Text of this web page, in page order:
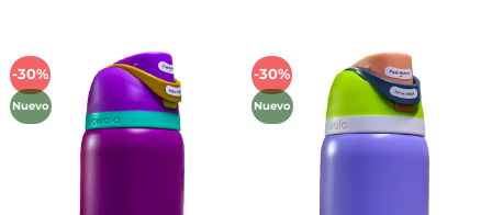
-30%
Nuevo
Añadir
lista de
deseos
-30%
Nuevo
Añadir
lista de
deseos